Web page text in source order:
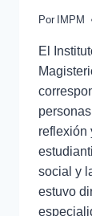
Por IMPM
El
reflexión
social y
estuvo